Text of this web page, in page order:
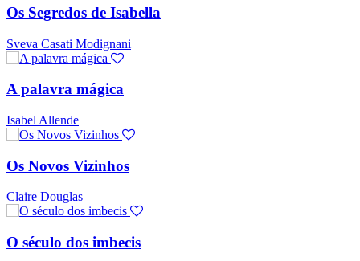
Os Segredos de Isabella
Sveva Casati Modignani
A palavra mágica
Isabel Allende
Os Novos Vizinhos
Claire Douglas
O século dos imbecis